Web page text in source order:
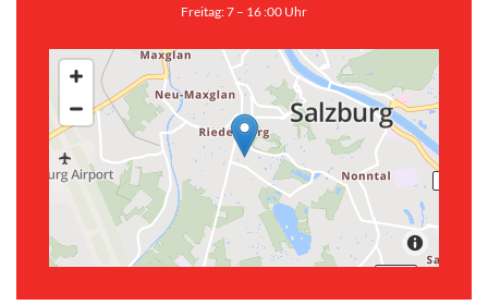
Freitag: 7 – 16 :00 Uhr